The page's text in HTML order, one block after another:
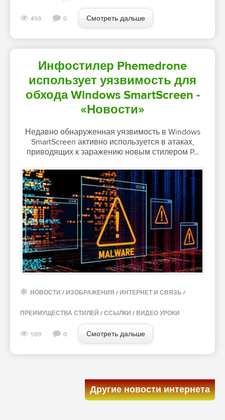
459 0 Смотреть дальше
Инфостилер Phemedrone
использует уязвимость для
обхода Windows SmartScreen -
«Новости»
Недавно обнаруженная уязвимость в Windows
SmartScreen активно используется в атаках,
приводящих к заражению новым стилером P…
НОВОСТИ / ИЗОБРАЖЕНИЯ / ИНТЕРНЕТ И СВЯЗЬ /
ПРЕИМУЩЕСТВА СТИЛЕЙ / ССЫЛКИ / ВИДЕО УРОКИ
599 0 Смотреть дальше
Другие новости интернета